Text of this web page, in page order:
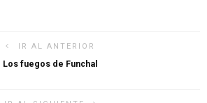
IR AL ANTERIOR
Los fuegos de Funchal